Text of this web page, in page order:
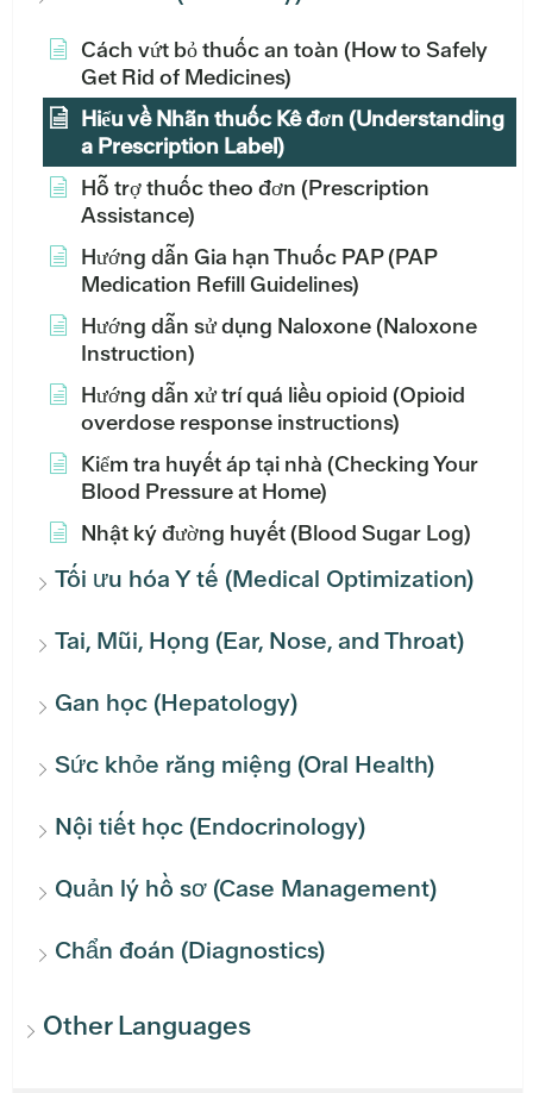
Cách vứt bỏ thuốc an toàn (How to Safely
Get Rid of Medicines)
Hiểu về Nhãn thuốc Kê đơn (Understanding
a Prescription Label)
Hỗ trợ thuốc theo đơn (Prescription
Assistance)
Hướng dẫn Gia hạn Thuốc PAP (PAP
Medication Refill Guidelines)
Hướng dẫn sử dụng Naloxone (Naloxone
Instruction)
Hướng dẫn xử trí quá liều opioid (Opioid
overdose response instructions)
Kiểm tra huyết áp tại nhà (Checking Your
Blood Pressure at Home)
Nhật ký đường huyết (Blood Sugar Log)
Tối ưu hóa Y tế (Medical Optimization)
Tai, Mũi, Họng (Ear, Nose, and Throat)
Gan học (Hepatology)
Sức khỏe răng miệng (Oral Health)
Nội tiết học (Endocrinology)
Quản lý hồ sơ (Case Management)
Chẩn đoán (Diagnostics)
Other Languages